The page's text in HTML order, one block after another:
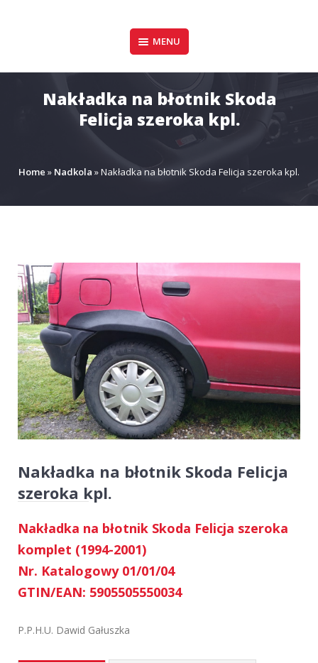
P.P.H.U. DAWID
GAŁUSZKA
Design & Style
MENU
Nakładka na błotnik Skoda
Felicja szeroka kpl.
Home » Nadkola »Nakładka na błotnik Skoda Felicja szeroka kpl.
Nakładka na błotnik Skoda Felicja
szeroka kpl.
Nakładka na błotnik Skoda Felicja szeroka
komplet (1994-2001)
Nr. Katalogowy 01/01/04
GTIN/EAN: 5905505550034
P.P.H.U. Dawid Gałuszka